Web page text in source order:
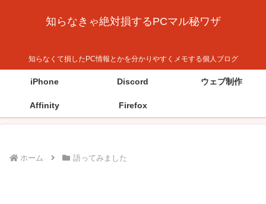
知らなきゃ絶対損するPCマル秘ワザ
知らなくて損したPC情報とかを分かりやすくメモする個人ブログ
iPhone Discord ウェブ制作
Affinity Firefox
ホーム 語ってみました